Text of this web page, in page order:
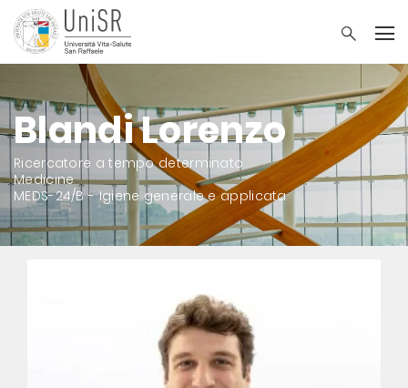
Blandi Lorenzo
Ricercatore a tempo determinato
Medicine
MEDS-24/B - Igiene generale e applicata